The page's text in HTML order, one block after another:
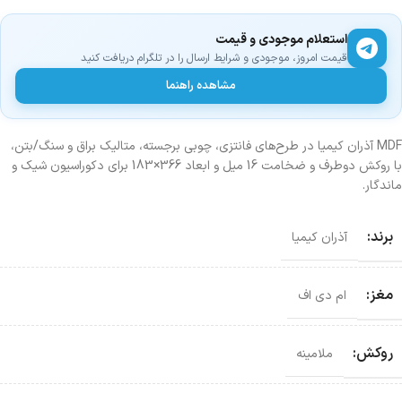
استعلام موجودی و قیمت
قیمت امروز، موجودی و شرایط ارسال را در تلگرام دریافت کنید
مشاهده راهنما
MDF آذران کیمیا در طرح‌های فانتزی، چوبی برجسته، متالیک براق و سنگ/بتن،
با روکش دوطرف و ضخامت 16 میل و ابعاد 366×183 برای دکوراسیون شیک و
ماندگار.
برند: آذران کیمیا
مغز: ام دی اف
روکش: ملامینه